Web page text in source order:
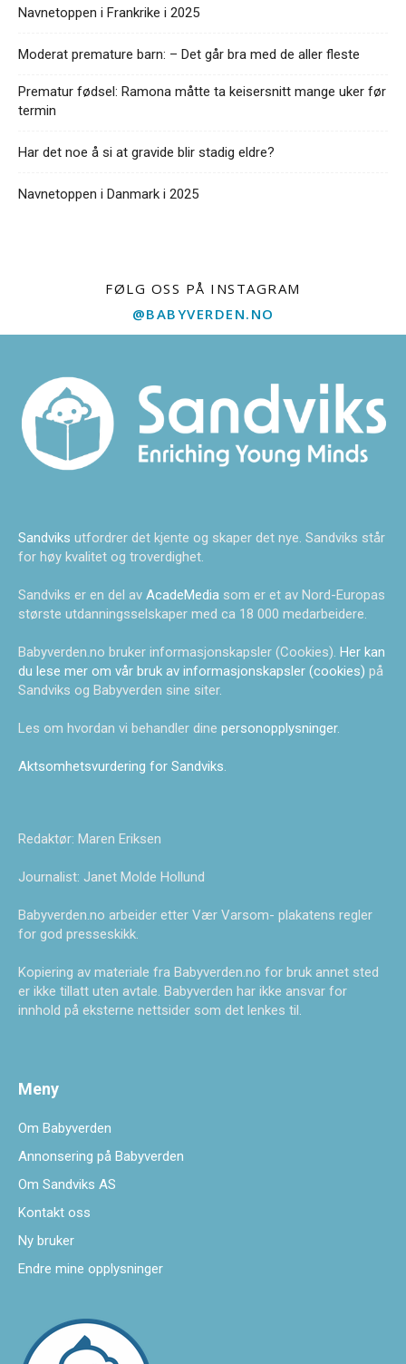
Navnetoppen i Frankrike i 2025
Moderat premature barn: – Det går bra med de aller fleste
Prematur fødsel: Ramona måtte ta keisersnitt mange uker før
termin
Har det noe å si at gravide blir stadig eldre?
Navnetoppen i Danmark i 2025
FØLG OSS PÅ INSTAGRAM
@BABYVERDEN.NO
Sandviks utfordrer det kjente og skaper det nye. Sandviks står
for høy kvalitet og troverdighet.
Sandviks er en del av AcadeMedia som er et av Nord-Europas
største utdanningsselskaper med ca 18 000 medarbeidere.
Babyverden.no bruker informasjonskapsler (Cookies). Her kan
du lese mer om vår bruk av informasjonskapsler (cookies) på
Sandviks og Babyverden sine siter.
Les om hvordan vi behandler dine personopplysninger.
Aktsomhetsvurdering for Sandviks.
Redaktør: Maren Eriksen
Journalist: Janet Molde Hollund
Babyverden.no arbeider etter Vær Varsom- plakatens regler
for god presseskikk.
Kopiering av materiale fra Babyverden.no for bruk annet sted
er ikke tillatt uten avtale. Babyverden har ikke ansvar for
innhold på eksterne nettsider som det lenkes til.
Meny
Om Babyverden
Annonsering på Babyverden
Om Sandviks AS
Kontakt oss
Ny bruker
Endre mine opplysninger